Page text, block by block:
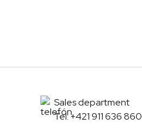
Sales department
Tel:+421 911 636 860